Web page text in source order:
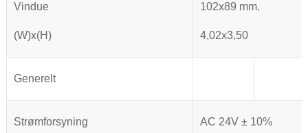
Vindue
(W)x(H)
102x89 mm.
4,02x3,50
Generelt
Strømforsyning AC 24V ± 10%